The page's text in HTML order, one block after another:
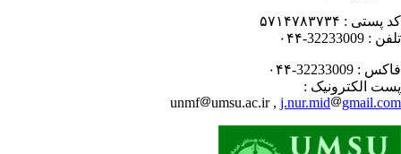
پستی : ۵۷۱۴۷۸۳۷۳۴
: 32233009-۰۴۴
: 32233009-۰۴۴
الکترونیک :
unmf
umsu.ac.ir ,j.nur.mid